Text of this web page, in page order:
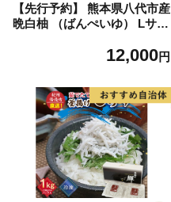
【先行予約】 熊本県八代市産
晩白柚 （ばんぺいゆ） Lサイ
もの フルーツ おやつ 特産 熊
12,000円